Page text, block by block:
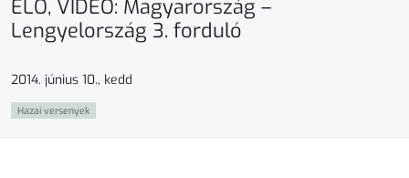
ÉLŐ, VIDEO: Magyarország –
Lengyelország 3. forduló
2014. június 10., kedd
Hazai versenyek